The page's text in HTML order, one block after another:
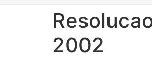
2002